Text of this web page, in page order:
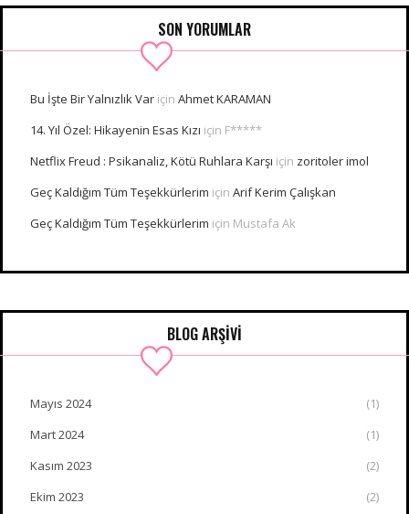
SON YORUMLAR
Bu İşte Bir Yalnızlık Var için Ahmet KARAMAN
14. Yıl Özel: Hikayenin Esas Kızı için F*****
Netflix Freud : Psikanaliz, Kötü Ruhlara Karşı için zoritoler imol
Geç Kaldığım Tüm Teşekkürlerim için Arif Kerim Çalışkan
Geç Kaldığım Tüm Teşekkürlerim için Mustafa Ak
BLOG ARŞİVİ
Mayıs 2024
(1)
Mart 2024
(1)
Kasım 2023
(2)
Ekim 2023
(2)